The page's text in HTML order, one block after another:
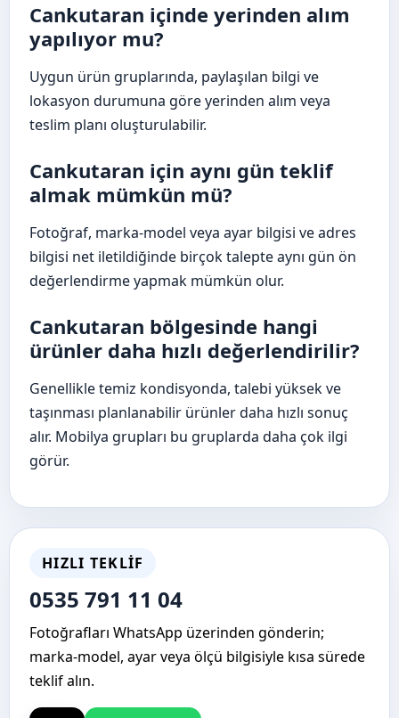
Cankutaran içinde yerinden alım
yapılıyor mu?
Uygun ürün gruplarında, paylaşılan bilgi ve
lokasyon durumuna göre yerinden alım veya
teslim planı oluşturulabilir.
Cankutaran için aynı gün teklif
almak mümkün mü?
Fotoğraf, marka-model veya ayar bilgisi ve adres
bilgisi net iletildiğinde birçok talepte aynı gün ön
değerlendirme yapmak mümkün olur.
Cankutaran bölgesinde hangi
ürünler daha hızlı değerlendirilir?
Genellikle temiz kondisyonda, talebi yüksek ve
taşınması planlanabilir ürünler daha hızlı sonuç
alır. Mobilya grupları bu gruplarda daha çok ilgi
görür.
HIZLI TEKLIF
0535 791 11 04
Fotoğrafları WhatsApp üzerinden gönderin;
marka-model, ayar veya ölçü bilgisiyle kısa sürede
teklif alın.